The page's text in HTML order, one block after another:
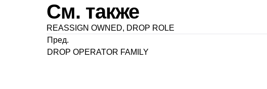
См. также
REASSIGN OWNED, DROP ROLE
Пред.
DROP OPERATOR FAMILY